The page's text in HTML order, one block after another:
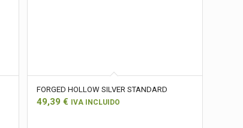
FORGED HOLLOW SILVER STANDARD
49,39 € IVA INCLUIDO